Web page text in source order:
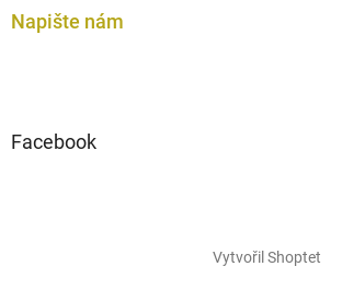
Napište nám
Facebook
Vytvořil Shoptet